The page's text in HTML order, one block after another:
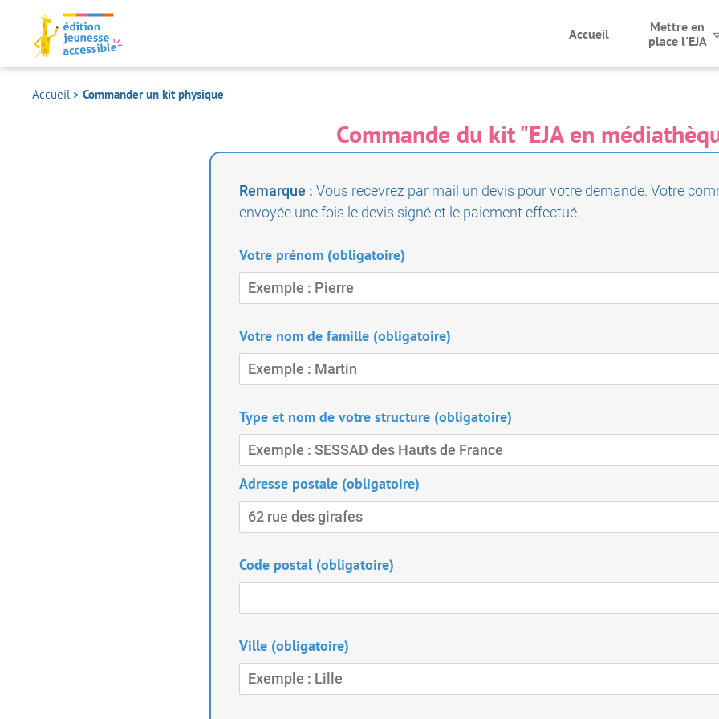
Accueil
Mettre en
place l'EJA
Accueil > Commander un kit physique
Commande du kit "EJA en
Remarque : Vous recevrez par mail un devis pour votre demande. Votre
envoyée une fois le devis signé et le paiement effectué.
Votre prénom (obligatoire)
Votre nom de famille (obligatoire)
Type et nom de votre structure (obligatoire)
Adresse postale (obligatoire)
Code postal (obligatoire)
Ville (obligatoire)